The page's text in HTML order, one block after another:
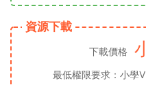
資源下載
下載價格
最低權限要求：小學